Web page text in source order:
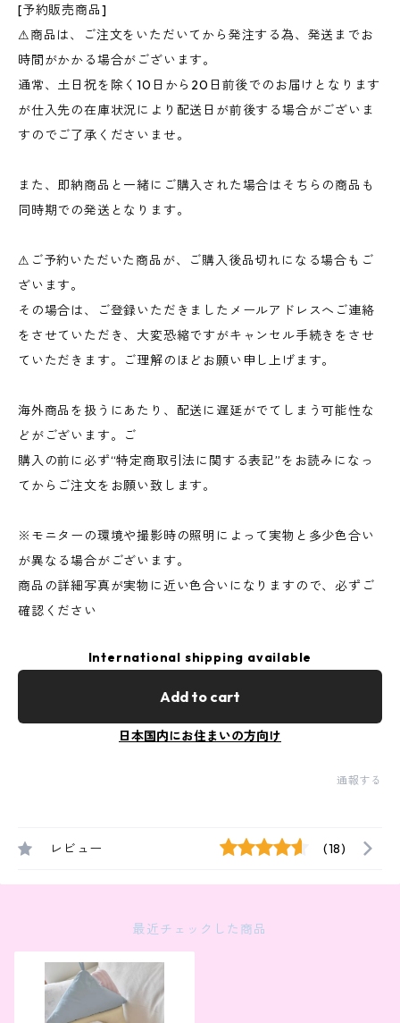
[予約販売商品]
⚠︎商品は、ご注文をいただいてから発注する為、発送までお
時間がかかる場合がございます。
通常、土日祝を除く10日から20日前後でのお届けとなります
が仕入先の在庫状況により配送日が前後する場合がございま
すのでご了承くださいませ。
また、即納商品と一緒にご購入された場合はそちらの商品も
同時期での発送となります。
⚠︎ご予約いただいた商品が、ご購入後品切れになる場合もご
ざいます。
その場合は、ご登録いただきましたメールアドレスへご連絡
をさせていただき、大変恐縮ですがキャンセル手続きをさせ
ていただきます。ご理解のほどお願い申し上げます。
海外商品を扱うにあたり、配送に遅延がでてしまう可能性な
どがございます。ご
購入の前に必ず“特定商取引法に関する表記”をお読みになっ
てからご注文をお願い致します。
※モニターの環境や撮影時の照明によって実物と多少色合い
が異なる場合がございます。
商品の詳細写真が実物に近い色合いになりますので、必ずご
確認ください
International shipping available
Add to cart
日本国内にお住まいの方向け
通報する
レビュー (18)
最近チェックした商品